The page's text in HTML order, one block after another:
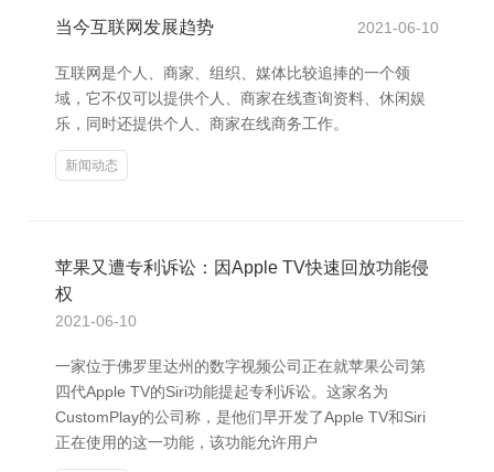
当今互联网发展趋势 2021-06-10
互联网是个人、商家、组织、媒体比较追捧的一个领
域，它不仅可以提供个人、商家在线查询资料、休闲娱
乐，同时还提供个人、商家在线商务工作。
新闻动态
苹果又遭专利诉讼：因Apple TV快速回放功能侵
权
2021-06-10
一家位于佛罗里达州的数字视频公司正在就苹果公司第
四代Apple TV的Siri功能提起专利诉讼。这家名为
CustomPlay的公司称，是他们早开发了Apple TV和Siri
正在使用的这一功能，该功能允许用户